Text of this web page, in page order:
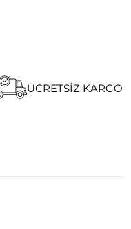
ÜCRETSIZ KARGO